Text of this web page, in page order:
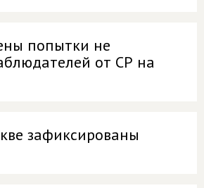
попытки не
от СР на
зафиксированы